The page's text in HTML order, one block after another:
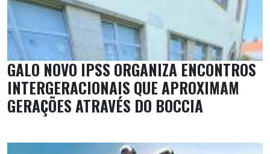
GALO NOVO IPSS ORGANIZA ENCONTROS
INTERGERACIONAIS QUE APROXIMAM
GERAÇÕES ATRAVÉS DO BOCCIA